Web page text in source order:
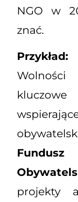
NGO w
znać.
Przykład:
projekty